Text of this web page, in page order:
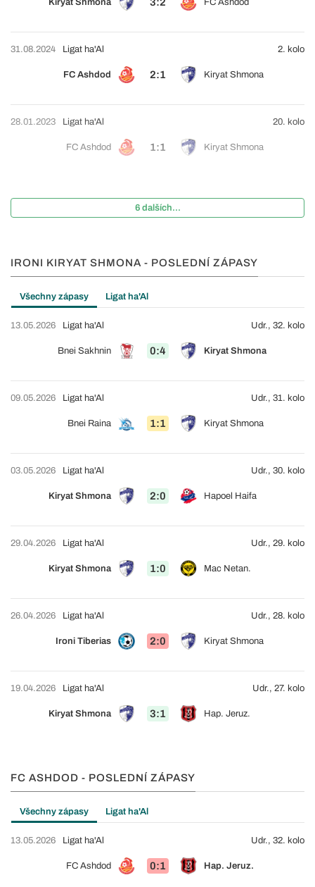
Kiryat Shmona FC Ashdod
31.08.2024
FC Ashdod 2:1 Kiryat Shmona
Ligat ha'Al 2. kolo
28.01.2023
FC Ashdod 1:1 Kiryat Shmona
Ligat ha'Al 20. kolo
6 dalších...
IRONI KIRYAT SHMONA - POSLEDNÍ ZÁPASY
Všechny zápasy Ligat ha'Al
13.05.2026
Bnei Sakhnin 0:4 Kiryat Shmona
Ligat ha'Al Udr., 32. kolo
09.05.2026
Bnei Raina 1:1 Kiryat Shmona
Ligat ha'Al Udr., 31. kolo
03.05.2026
Kiryat Shmona 2:0 Hapoel Haifa
Ligat ha'Al Udr., 30. kolo
29.04.2026
Kiryat Shmona 1:0 Mac Netan.
Ligat ha'Al Udr., 29. kolo
26.04.2026
Ironi Tiberias 2:0 Kiryat Shmona
Ligat ha'Al Udr., 28. kolo
19.04.2026
Kiryat Shmona 3:1 Hap. Jeruz.
Ligat ha'Al Udr., 27. kolo
FC ASHDOD - POSLEDNÍ ZÁPASY
Všechny zápasy Ligat ha'Al
13.05.2026
FC Ashdod 0:1 Hap. Jeruz.
Ligat ha'Al Udr., 32. kolo